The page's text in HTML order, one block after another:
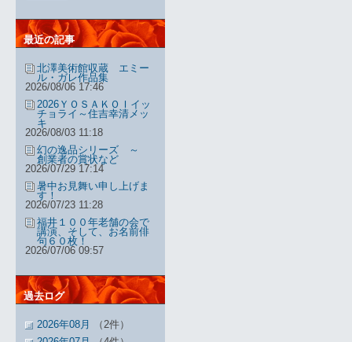
最近の記事
北澤美術館収蔵 エミー
ル・ガレ作品集
2026/08/06 17:46
2026ＹＯＳＡＫＯＩイッ
チョライ～住吉幸清メッ
キ
2026/08/03 11:18
幻の逸品シリーズ ～
創業者の賞状など
2026/07/29 17:14
暑中お見舞い申し上げま
す！
2026/07/23 11:28
福井１００年老舗の会で
講演、そして、お名前俳
句６０枚！
2026/07/06 09:57
過去ログ
2026年08月
（2件）